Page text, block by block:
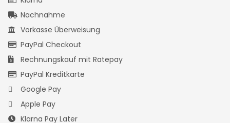
Nachnahme
Vorkasse Überweisung
PayPal Checkout
Rechnungskauf mit Ratepay
PayPal Kreditkarte
Google Pay
Apple Pay
Klarna Pay Later